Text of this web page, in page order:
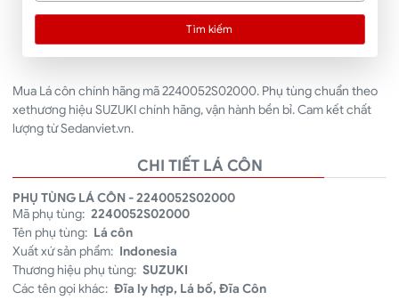
Tìm kiếm
Mua Lá côn chính hãng mã 2240052S02000. Phụ tùng chuẩn theo
xethương hiệu SUZUKI chính hãng, vận hành bền bỉ. Cam kết chất
lượng từ Sedanviet.vn.
CHI TIẾT LÁ CÔN
PHỤ TÙNG LÁ CÔN - 2240052S02000
Mã phụ tùng: 2240052S02000
Tên phụ tùng: Lá côn
Xuất xứ sản phẩm: Indonesia
Thương hiệu phụ tùng: SUZUKI
Các tên gọi khác: Đĩa ly hợp, Lá bố, Đĩa Côn